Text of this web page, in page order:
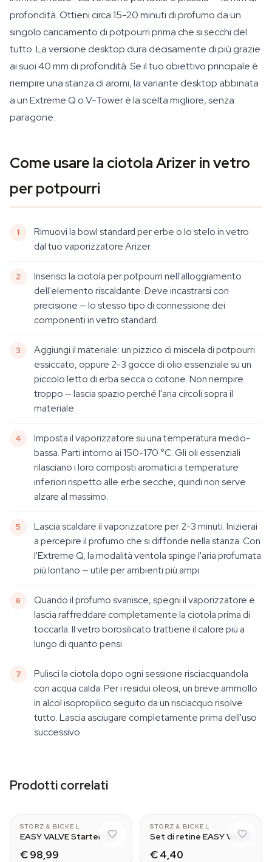
profondità. Ottieni circa 15-20 minuti di profumo da un
singolo caricamento di potpourri prima che si secchi del
tutto. La versione desktop dura decisamente di più grazie
ai suoi 40 mm di profondità. Se il tuo obiettivo principale è
riempire una stanza di aromi, la variante desktop abbinata
a un Extreme Q o V-Tower è la scelta migliore, senza
paragone.
Come usare la ciotola Arizer in vetro
per potpourri
Rimuovi la bowl standard per erbe o lo stelo in vetro
dal tuo vaporizzatore Arizer.
Inserisci la ciotola per potpourri nell'alloggiamento
dell'elemento riscaldante. Deve incastrarsi con
precisione — lo stesso tipo di connessione dei
componenti in vetro standard.
Aggiungi il materiale: un pizzico di miscela di potpourri
essiccato, oppure 2-3 gocce di olio essenziale su un
piccolo letto di erba secca o cotone. Non riempire
troppo — lascia spazio perché l'aria circoli sopra il
materiale.
Imposta il vaporizzatore su una temperatura medio-
bassa. Parti intorno ai 150-170 °C. Gli oli essenziali
rilasciano i loro composti aromatici a temperature
inferiori rispetto alle erbe secche, quindi non serve
alzare al massimo.
Lascia scaldare il vaporizzatore per 2-3 minuti. Inizierai
a percepire il profumo che si diffonde nella stanza. Con
l'Extreme Q, la modalità ventola spinge l'aria profumata
più lontano — utile per ambienti più ampi.
Quando il profumo svanisce, spegni il vaporizzatore e
lascia raffreddare completamente la ciotola prima di
toccarla. Il vetro borosilicato trattiene il calore più a
lungo di quanto pensi.
Pulisci la ciotola dopo ogni sessione risciacquandola
con acqua calda. Per i residui oleosi, un breve ammollo
in alcol isopropilico seguito da un risciacquo risolve
tutto. Lascia asciugare completamente prima dell'uso
successivo.
Prodotti correlati
STORZ & BICKEL
EASY VALVE Starter Set
€ 98,99
STORZ & BICKEL
Set di retine EASY VALVE
€ 4,40